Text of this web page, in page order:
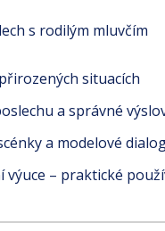
s rodilým mluvčím
situacích
a správné
a modelové
– praktické